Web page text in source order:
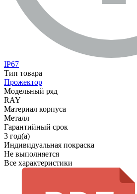
IP67
Тип товара
Прожектор
Модельный ряд
RAY
Материал корпуса
Металл
Гарантийный срок
3 год(а)
Индивидуальная покраска
Не выполняется
Все характеристики